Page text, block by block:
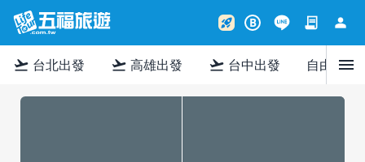
rocket_launch B contract person
flight_takeoff 台北出發 flight_takeoff 高雄出發 flight_takeoff 台中出發 自由行menu